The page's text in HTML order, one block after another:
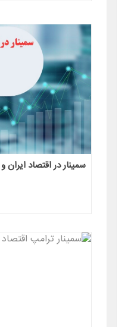
سمینار در اقتصاد